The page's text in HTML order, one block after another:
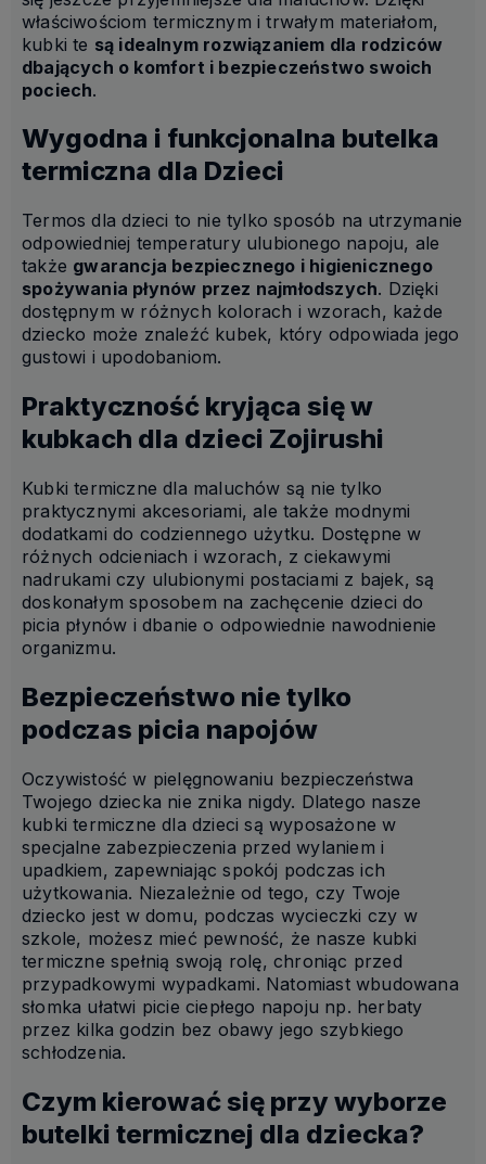
właściwościom termicznym i trwałym materiałom,
kubki te są idealnym rozwiązaniem dla rodziców
dbających o komfort i bezpieczeństwo swoich
pociech.
Wygodna i funkcjonalna butelka
termiczna dla Dzieci
Termos dla dzieci to nie tylko sposób na utrzymanie
odpowiedniej temperatury ulubionego napoju, ale
także gwarancja bezpiecznego i higienicznego
spożywania płynów przez najmłodszych. Dzięki
dostępnym w różnych kolorach i wzorach, każde
dziecko może znaleźć kubek, który odpowiada jego
gustowi i upodobaniom.
Praktyczność kryjąca się w
kubkach dla dzieci Zojirushi
Kubki termiczne dla maluchów są nie tylko
praktycznymi akcesoriami, ale także modnymi
dodatkami do codziennego użytku. Dostępne w
różnych odcieniach i wzorach, z ciekawymi
nadrukami czy ulubionymi postaciami z bajek, są
doskonałym sposobem na zachęcenie dzieci do
picia płynów i dbanie o odpowiednie nawodnienie
organizmu.
Bezpieczeństwo nie tylko
podczas picia napojów
Oczywistość w pielęgnowaniu bezpieczeństwa
Twojego dziecka nie znika nigdy. Dlatego nasze
kubki termiczne dla dzieci są wyposażone w
specjalne zabezpieczenia przed wylaniem i
upadkiem, zapewniając spokój podczas ich
użytkowania. Niezależnie od tego, czy Twoje
dziecko jest w domu, podczas wycieczki czy w
szkole, możesz mieć pewność, że nasze kubki
termiczne spełnią swoją rolę, chroniąc przed
przypadkowymi wypadkami. Natomiast wbudowana
słomka ułatwi picie ciepłego napoju np. herbaty
przez kilka godzin bez obawy jego szybkiego
schłodzenia.
Czym kierować się przy wyborze
butelki termicznej dla dziecka?